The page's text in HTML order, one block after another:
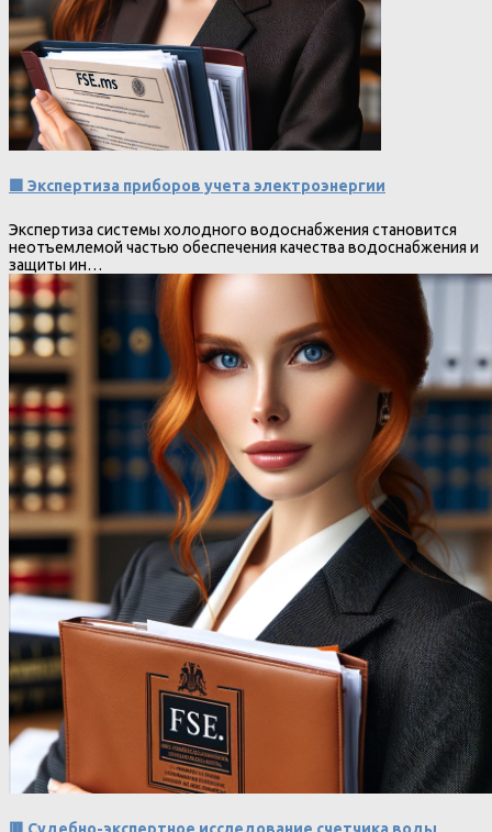
🟩 Экспертиза приборов учета электроэнергии
Экспертиза системы холодного водоснабжения становится
неотъемлемой частью обеспечения качества водоснабжения и
защиты ин…